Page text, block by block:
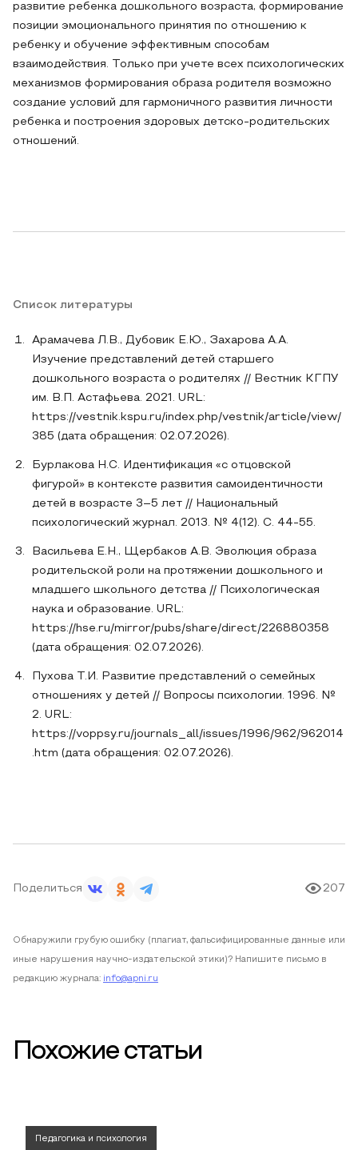
развитие ребенка дошкольного возраста, формирование
позиции эмоционального принятия по отношению к
ребенку и обучение эффективным способам
взаимодействия. Только при учете всех психологических
механизмов формирования образа родителя возможно
создание условий для гармоничного развития личности
ребенка и построения здоровых детско-родительских
отношений.
Список литературы
Арамачева Л.В., Дубовик Е.Ю., Захарова А.А.
Изучение представлений детей старшего
дошкольного возраста о родителях // Вестник КГПУ
им. В.П. Астафьева. 2021. URL:
https://vestnik.kspu.ru/index.php/vestnik/article/view/
385 (дата обращения: 02.07.2026).
Бурлакова Н.С. Идентификация «с отцовской
фигурой» в контексте развития самоидентичности
детей в возрасте 3–5 лет // Национальный
психологический журнал. 2013. № 4(12). С. 44-55.
Васильева Е.Н., Щербаков А.В. Эволюция образа
родительской роли на протяжении дошкольного и
младшего школьного детства // Психологическая
наука и образование. URL:
https://hse.ru/mirror/pubs/share/direct/226880358
(дата обращения: 02.07.2026).
Пухова Т.И. Развитие представлений о семейных
отношениях у детей // Вопросы психологии. 1996. №
2. URL:
https://voppsy.ru/journals_all/issues/1996/962/962014
.htm (дата обращения: 02.07.2026).
Поделиться 207
Обнаружили грубую ошибку (плагиат, фальсифицированные данные или
иные нарушения научно-издательской этики)? Напишите письмо в
редакцию журнала: info@apni.ru
Похожие статьи
Педагогика и психология